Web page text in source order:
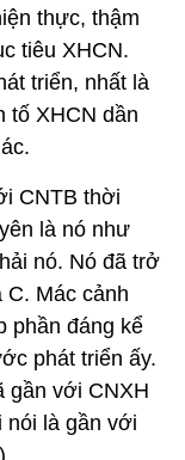
thực, thậm
tiêu XHCN.
triển, nhất là
tố XHCN dần
CNTB thời
là nó như
nó. Nó đã trở
C. Mác cảnh
phần đáng kể
phát triển ấy.
gần với CNXH
nói là gần với